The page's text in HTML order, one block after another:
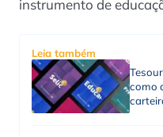
instrumento de
Leia também
como